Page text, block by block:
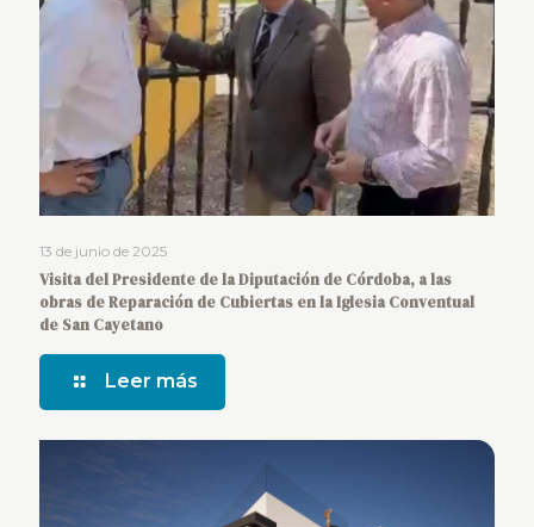
13 de junio de 2025
Visita del Presidente de la Diputación de Córdoba, a las
obras de Reparación de Cubiertas en la Iglesia Conventual
de San Cayetano
Leer más